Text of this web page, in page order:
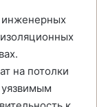
инженерных
на потолки
уязвимым